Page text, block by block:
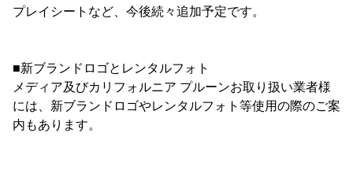
プレイシートなど、今後続々追加予定です。
■新ブランドロゴとレンタルフォト
メディア及びカリフォルニア プルーンお取り扱い業者様
には、新ブランドロゴやレンタルフォト等使用の際のご案
内もあります。